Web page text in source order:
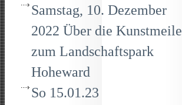
Samstag, 10. Dezember
2022 Über die Kunstmeile
zum Landschaftspark
Hoheward
So 15.01.23